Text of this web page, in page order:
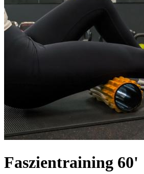
Faszientraining 60'